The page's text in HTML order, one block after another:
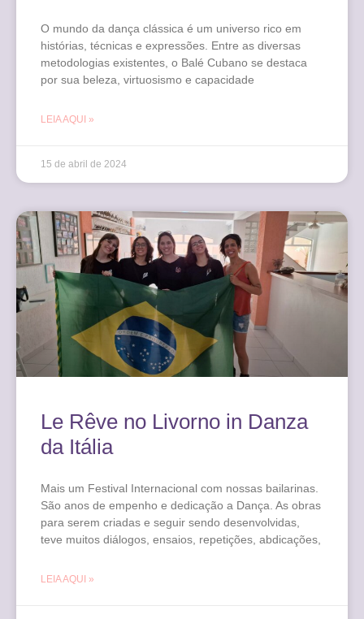
O mundo da dança clássica é um universo rico em
histórias, técnicas e expressões. Entre as diversas
metodologias existentes, o Balé Cubano se destaca
por sua beleza, virtuosismo e capacidade
LEIA AQUI »
15 de abril de 2024
Le Rêve no Livorno in Danza
da Itália
Mais um Festival Internacional com nossas bailarinas.
São anos de empenho e dedicação a Dança. As obras
para serem criadas e seguir sendo desenvolvidas,
teve muitos diálogos, ensaios, repetições, abdicações,
LEIA AQUI »